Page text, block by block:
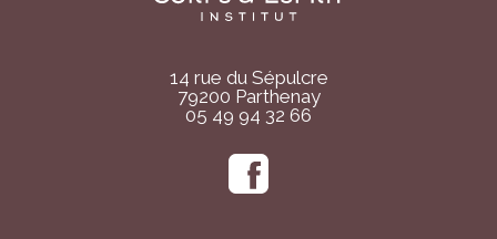
14 rue du Sépulcre
79200 Parthenay
05 49 94 32 66